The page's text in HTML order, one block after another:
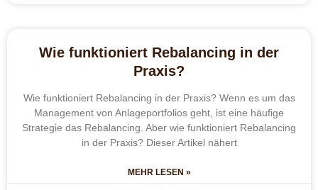
Wie funktioniert Rebalancing in der
Praxis?
Wie funktioniert Rebalancing in der Praxis? Wenn es um das
Management von Anlageportfolios geht, ist eine häufige
Strategie das Rebalancing. Aber wie funktioniert Rebalancing
in der Praxis? Dieser Artikel nähert
MEHR LESEN »